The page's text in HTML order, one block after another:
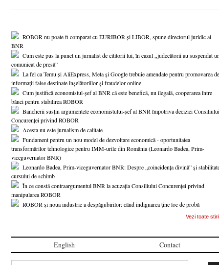
ROBOR nu poate fi comparat cu EURIBOR și LIBOR, spune directorul juridic al
BNR
Cum este pus la punct un jurnalist de cititorii lui, în cazul „judecătorii au suspendat
comunicat de presă”
La fel ca Temu și AliExpress, Meta și Google trebuie amendate pentru promovarea de
informații false destinate înșelătoriilor și fraudelor online
Cum justifică economistul-șef al BNR că este benefică, nu ilegală, cooperarea între
bănci pentru stabilirea ROBOR
Bancherii susțin argumentele economistului-șef al BNR împotriva deciziei Consiliului
Concurenței privind ROBOR
Acesta nu este jurnalism de calitate
Fundament pentru un nou model de dezvoltare economică - oportunitatea
transformărilor tehnologice pentru IMM-urile din România (Leonardo Badea, Prim-
viceguvernator BNR)
Leonardo Badea, Prim-viceguvernator BNR: Despre „coincidența divină” și
cursului de schimb
În ce constă contraargumentul BNR la acuzația Consiliului Concurenței privind
manipularea ROBOR
ROBOR și noua industrie a despăgubirilor: când indignarea ține loc de probă
Vezi toate
English Contact